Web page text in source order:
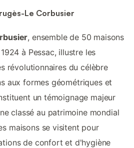
Le Corbusier
, ensemble de 50 maisons
à Pessac, illustre les
révolutionnaires du célèbre
aux formes géométriques et
un témoignage majeur
classé au patrimoine mondial
maisons se visitent pour
de confort et d'hygiène